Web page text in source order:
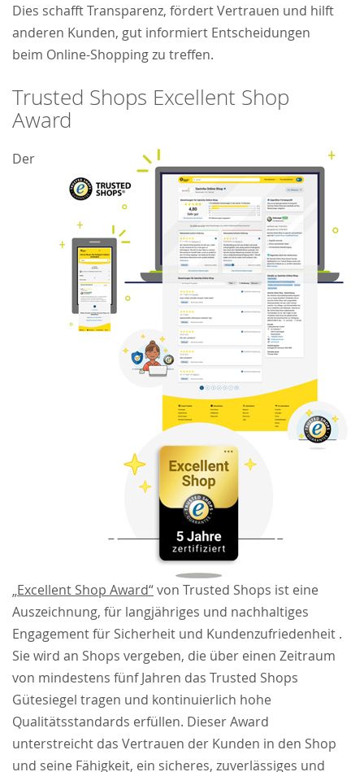
Dies schafft Transparenz, fördert Vertrauen und hilft
anderen Kunden, gut informiert Entscheidungen
beim Online-Shopping zu treffen.
Trusted Shops Excellent Shop
Award
Der
„Excellent Shop Award“von Trusted Shops ist eine
Auszeichnung, für langjähriges und nachhaltiges
Engagement für Sicherheit und Kundenzufriedenheit .
Sie wird an Shops vergeben, die über einen Zeitraum
von mindestens fünf Jahren das Trusted Shops
Gütesiegel tragen und kontinuierlich hohe
Qualitätsstandards erfüllen. Dieser Award
unterstreicht das Vertrauen der Kunden in den Shop
und seine Fähigkeit, ein sicheres, zuverlässiges und